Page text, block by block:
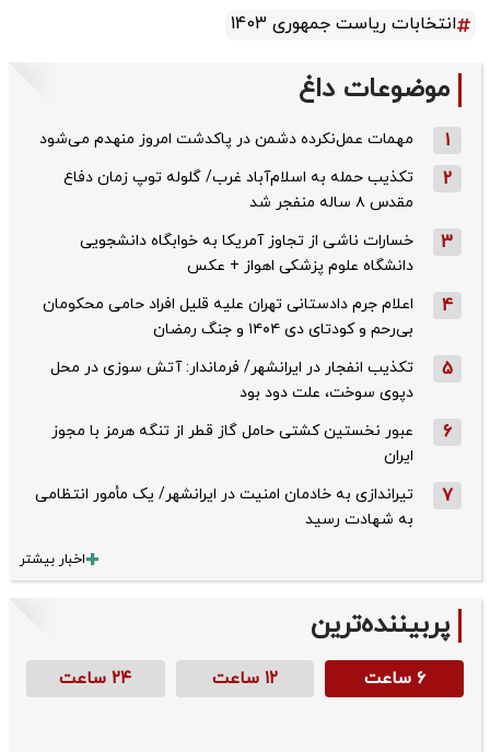
انتخابات ریاست جمهوری 1403
موضوعات داغ
1 مهمات عمل‌نکرده دشمن در پاکدشت امروز منهدم می‌شود
2
تکذیب حمله به اسلام‌آباد غرب/ گلوله توپ زمان دفاع
مقدس ۸ ساله منفجر شد
3
خسارات ناشی از تجاوز آمریکا به خوابگاه دانشجویی
دانشگاه علوم پزشکی اهواز + عکس
4
اعلام جرم دادستانی تهران علیه قلیل افراد حامی محکومان
بی‌رحم و کودتای دی‌ ۱۴۰۴ و جنگ رمضان
5
تکذیب ‌انفجار در ایرانشهر/ فرماندار: آتش سوزی در محل
دپوی سوخت، علت دود بود
6
عبور نخستین کشتی حامل گاز قطر از تنگه هرمز با مجوز
ایران
7
تیراندازی به خادمان امنیت در ایرانشهر/ یک مأمور انتظامی
به شهادت رسید
اخبار بیشتر
پربیننده‌ترین
۶ ساعت ۱۲ ساعت ۲۴ ساعت